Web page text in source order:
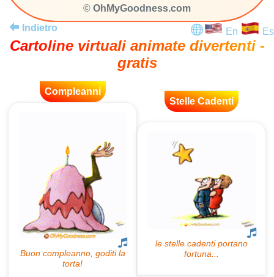
© OhMyGoodness.com
Indietro
En Es
Cartoline virtuali animate divertenti -
gratis
Compleanni
Stelle Cadenti